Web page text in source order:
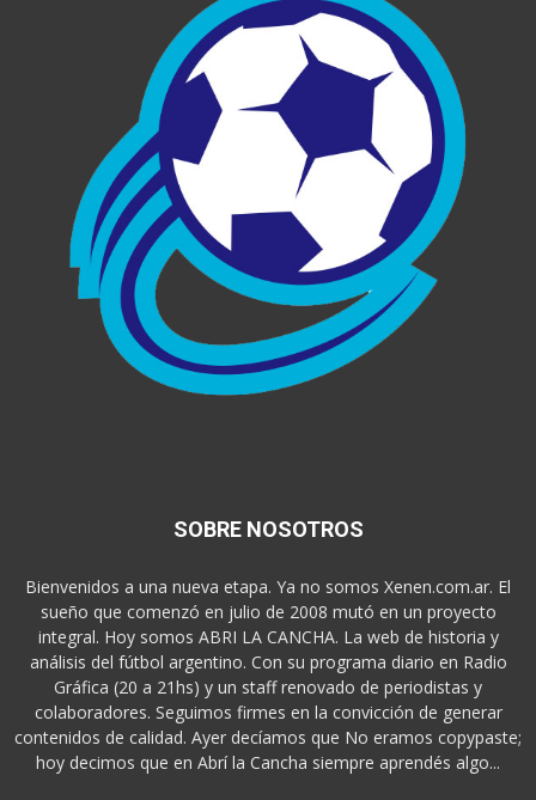
SOBRE NOSOTROS
Bienvenidos a una nueva etapa. Ya no somos Xenen.com.ar. El
sueño que comenzó en julio de 2008 mutó en un proyecto
integral. Hoy somos ABRI LA CANCHA. La web de historia y
análisis del fútbol argentino. Con su programa diario en Radio
Gráfica (20 a 21hs) y un staff renovado de periodistas y
colaboradores. Seguimos firmes en la convicción de generar
contenidos de calidad. Ayer decíamos que No eramos copypaste;
hoy decimos que en Abrí la Cancha siempre aprendés algo...